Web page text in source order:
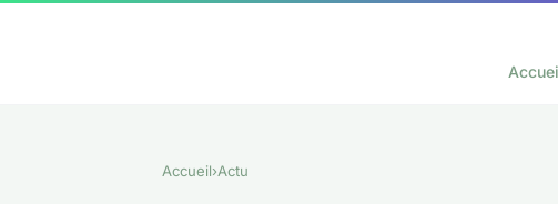
Accueil›Actu